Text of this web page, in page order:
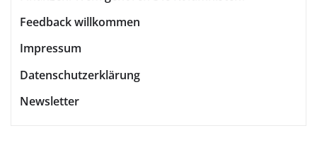
Feedback willkommen
Impressum
Datenschutzerklärung
Newsletter